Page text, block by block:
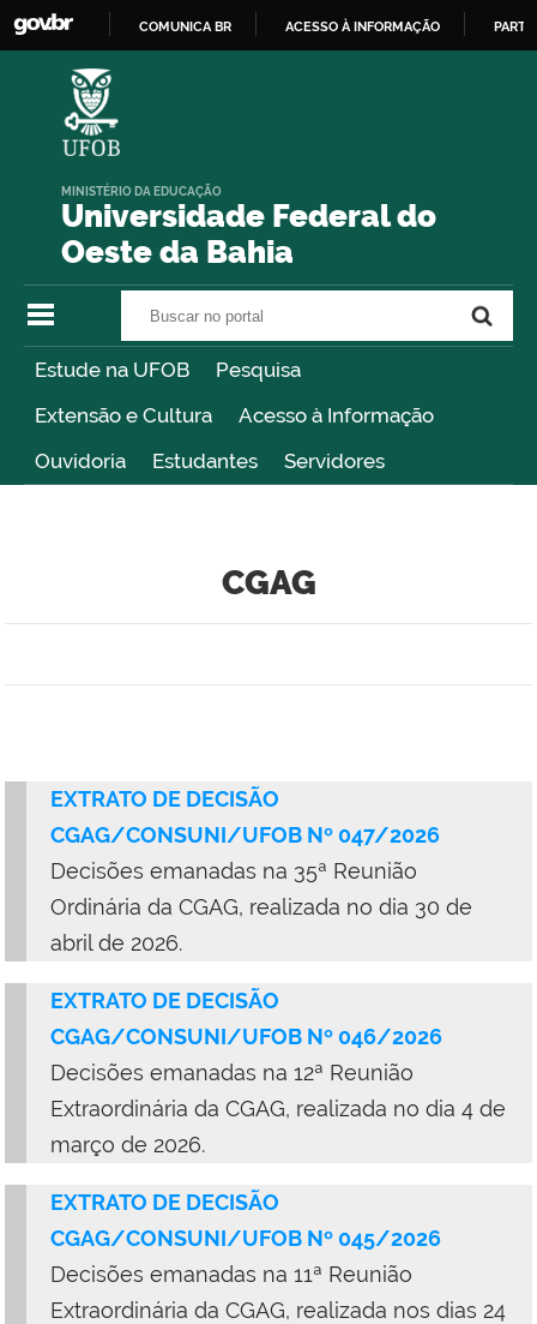
COMUNICA BR ACESSO À INFORMAÇÃO
Universidade Federal do
Oeste da Bahia
MINISTÉRIO DA EDUCAÇÃO
Estude na UFOB
Pesquisa
Extensão e Cultura
Acesso à Informação
Ouvidoria
Estudantes Servidores
CGAG
EXTRATO DE DECISÃO
CGAG/CONSUNI/UFOB Nº 047/2026
Decisões emanadas na 35ª Reunião
Ordinária da CGAG, realizada no dia 30 de
abril de 2026.
EXTRATO DE DECISÃO
CGAG/CONSUNI/UFOB Nº 046/2026
Decisões emanadas na 12ª Reunião
Extraordinária da CGAG, realizada no dia 4 de
março de 2026.
EXTRATO DE DECISÃO
CGAG/CONSUNI/UFOB Nº 045/2026
Decisões emanadas na 11ª Reunião
Extraordinária da CGAG, realizada nos dias 24